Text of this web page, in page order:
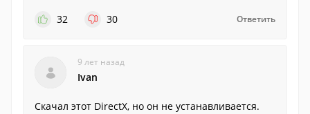
32
30 Ответить
9 лет назад
Ivan
Скачал этот DirectX, но он не устанавливается.